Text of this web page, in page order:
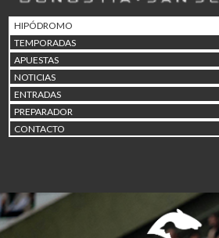
HIPÓDROMO
TEMPORADAS
APUESTAS
NOTICIAS
ENTRADAS
PREPARADOR
CONTACTO
15/08 17:05
23/08 17:30
30/08 17:30
02/09 11:15
06/09 17:30
30/09 11:30